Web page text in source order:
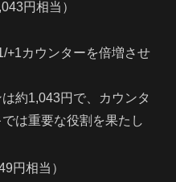
円相当）
+1カウンターを倍増させ
約1,043円で、カウンタ
は重要な役割を果たし
円相当）